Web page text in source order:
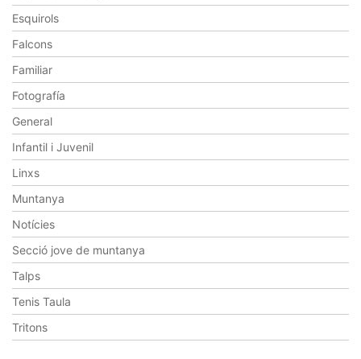
Esquirols
Falcons
Familiar
Fotografía
General
Infantil i Juvenil
Linxs
Muntanya
Notícies
Secció jove de muntanya
Talps
Tenis Taula
Tritons